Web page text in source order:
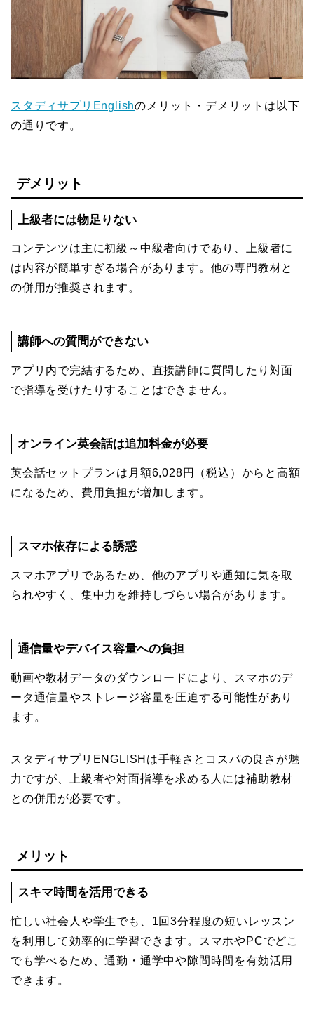
スタディサプリEnglishのメリット・デメリットは以下
の通りです。
デメリット
上級者には物足りない
コンテンツは主に初級～中級者向けであり、上級者に
は内容が簡単すぎる場合があります。他の専門教材と
の併用が推奨されます。
講師への質問ができない
アプリ内で完結するため、直接講師に質問したり対面
で指導を受けたりすることはできません。
オンライン英会話は追加料金が必要
英会話セットプランは月額6,028円（税込）からと高額
になるため、費用負担が増加します。
スマホ依存による誘惑
スマホアプリであるため、他のアプリや通知に気を取
られやすく、集中力を維持しづらい場合があります。
通信量やデバイス容量への負担
動画や教材データのダウンロードにより、スマホのデ
ータ通信量やストレージ容量を圧迫する可能性があり
ます。
スタディサプリENGLISHは手軽さとコスパの良さが魅
力ですが、上級者や対面指導を求める人には補助教材
との併用が必要です。
メリット
スキマ時間を活用できる
忙しい社会人や学生でも、1回3分程度の短いレッスン
を利用して効率的に学習できます。スマホやPCでどこ
でも学べるため、通勤・通学中や隙間時間を有効活用
できます。